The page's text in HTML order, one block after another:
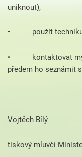
uniknout),
• použít techniku s
• kontaktovat
předem ho seznámit
Vojtěch Bílý
tiskový mluvčí